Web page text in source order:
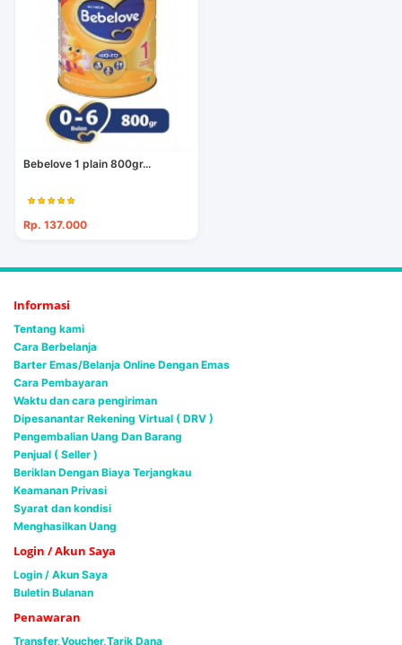
Bebelove 1 plain 800gr...
Rp. 137.000
Informasi
Tentang kami
Cara Berbelanja
Barter Emas/Belanja Online Dengan Emas
Cara Pembayaran
Waktu dan cara pengiriman
Dipesanantar Rekening Virtual ( DRV )
Pengembalian Uang Dan Barang
Penjual ( Seller )
Beriklan Dengan Biaya Terjangkau
Keamanan Privasi
Syarat dan kondisi
Menghasilkan Uang
Login / Akun Saya
Login / Akun Saya
Buletin Bulanan
Penawaran
Transfer,Voucher,Tarik Dana